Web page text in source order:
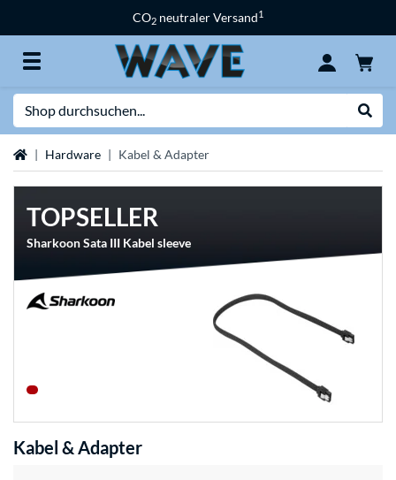
CO2 neutraler Versand1
StartseiteHardware Kabel & Adapter
TOPSELLER
Sharkoon Sata III Kabel sleeve
Kabel & Adapter